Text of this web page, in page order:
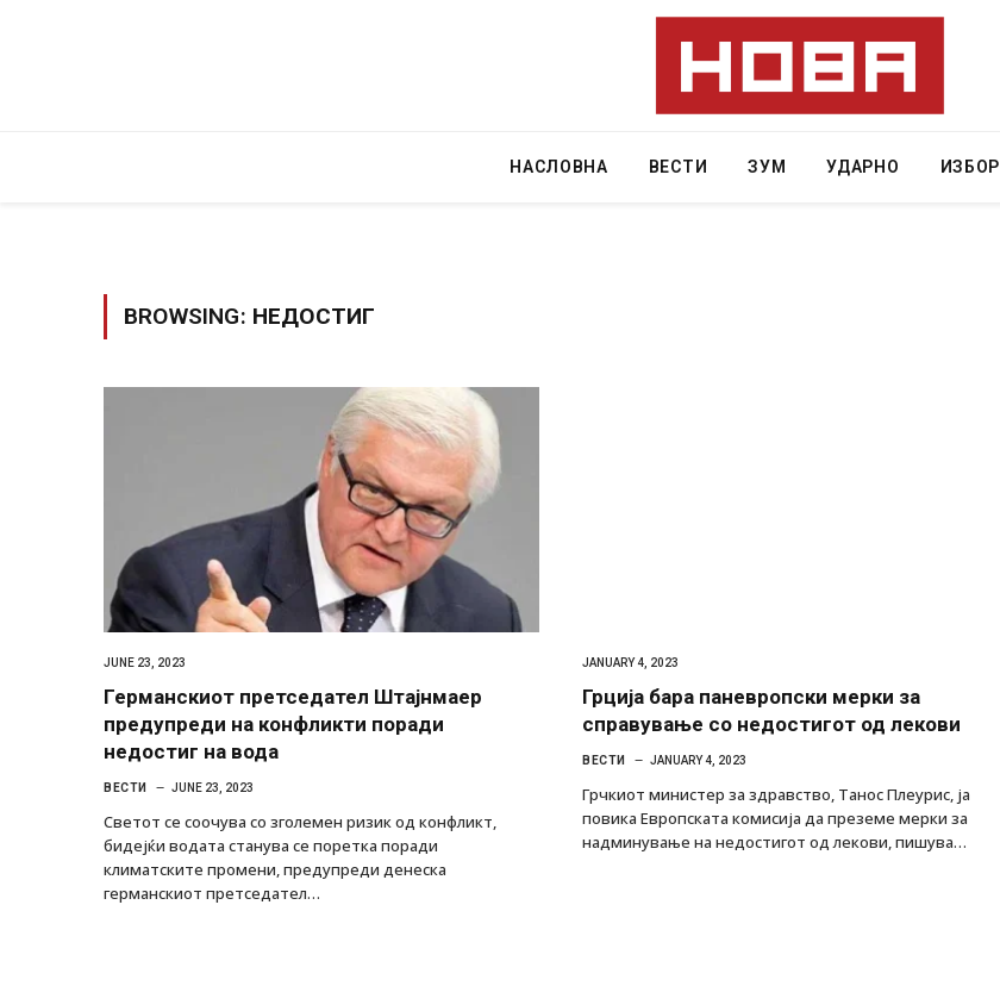
НАСЛОВНА ВЕСТИ ЗУМ УДАРНО ИЗБОР
BROWSING: НЕДОСТИГ
JUNE 23, 2023
Германскиот претседател Штајнмаер
предупреди на конфликти поради
недостиг на вода
ВЕСТИ JUNE 23, 2023
Светот се соочува со зголемен ризик од конфликт,
бидејќи водата станува се поретка поради
климатските промени, предупреди денеска
германскиот претседател…
JANUARY 4, 2023
Грција бара паневропски мерки за
справување со недостигот од лекови
ВЕСТИ JANUARY 4, 2023
Грчкиот министер за здравство, Танос Плеурис, ја
повика Европската комисија да преземе мерки за
надминување на недостигот од лекови, пишува…